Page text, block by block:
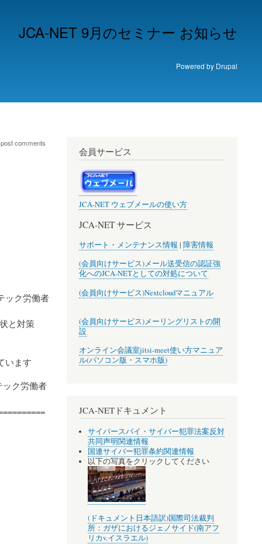
JCA-NET 9月のセミナー お知らせ
Powered by Drupal
comments
ック労働者
と対策
います
ク労働者
会員サービス
JCA-NET ウェブメールの使い方
JCA-NET サービス
サポート・メンテナンス情報 | 障害情報
(会員向けサービス)メール送受信の認証強
化へのJCA-NETとしての対処について
(会員向けサービス)Nextcloudマニュアル
(会員向けサービス)メーリングリストの開
設
オンライン会議室jitsi-meet使い方マニュア
ル(パソコン版・スマホ版)
JCA-NETドキュメント
サイバースパイ・サイバー犯罪法案反対
共同声明関連情報
国連サイバー犯罪条約関連情報
以下の写真をクリックしてください
(ドキュメント日本語訳)国際司法裁判
所：ガザにおけるジェノサイド(南アフ
リカv.イスラエル)